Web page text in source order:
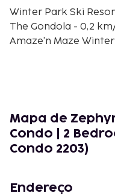
Winter Park Ski
The Gondola - 0,2
Amaze'n Maze
Mount Maury Carpet
Gemini Express - 0,5
Comet Magic Carpet
Meteor Magic
Teleférico Discovery
Mapa de
Condo | 2
Condo 2203)
Endereço